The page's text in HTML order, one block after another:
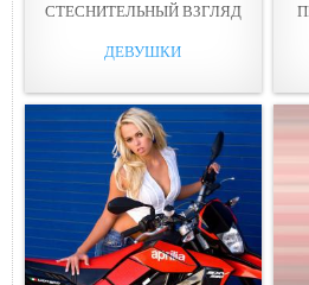
СТЕСНИТЕЛЬНЫЙ ВЗГЛЯД
ДЕВУШКИ